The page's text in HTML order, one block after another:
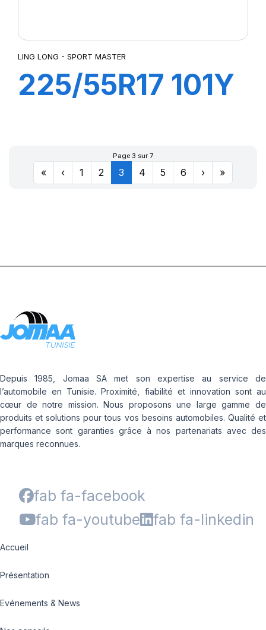
LING LONG - SPORT MASTER
225/55R17 101Y
MASTER
Page 3 sur 7
« ‹ 1 2 3 4 5 6 › »
Depuis 1985, Jomaa SA met son expertise au service de
l’automobile en Tunisie. Proximité, fiabilité et innovation sont au
cœur de notre mission. Nous proposons une large gamme de
produits et solutions pour tous vos besoins automobiles. Qualité et
performance sont garanties grâce à nos partenariats avec des
marques reconnues.
fab fa-facebook
fab fa-youtube
fab fa-linkedin
Accueil
Présentation
Evénements & News